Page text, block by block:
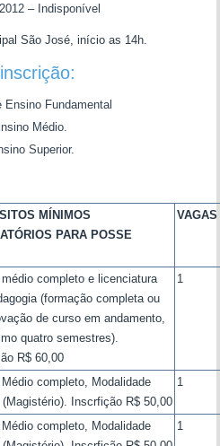
– Indisponível
São José, início as 14h.
Fundamental
Médio.
Superior.
MÍNIMOS
PARA POSSE
VAGAS
médio completo e licenciatura
(formação completa ou
de curso em andamento,
quatro semestres).
R$ 60,00
1
completo, Modalidade
(Magistério). Inscrfição R$ 50,00
1
completo, Modalidade
1